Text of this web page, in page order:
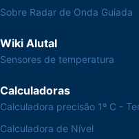
Sobre Radar de Onda Guiada
Wiki Alutal
Sensores de temperatura
Calculadoras
Calculadora precisão 1º C -
Calculadora de Nível